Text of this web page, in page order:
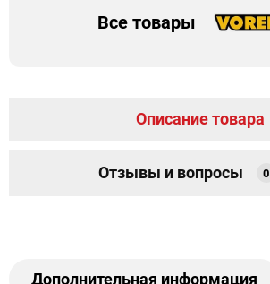
Все товары
Описание товара
Отзывы и вопросы 0
Дополнительная информация